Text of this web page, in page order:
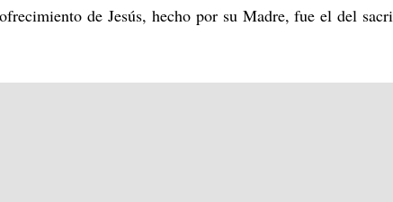
de Jesús, hecho por su Madre, fue el del